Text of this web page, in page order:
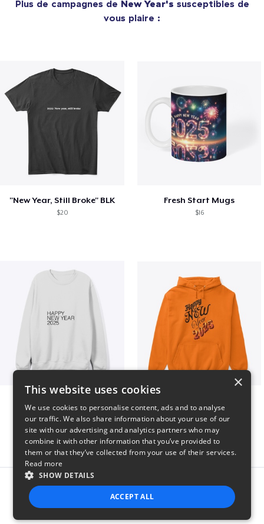
Plus de campagnes de New Year's susceptibles de
vous plaire :
"New Year, Still Broke" BLK
$20
Fresh Start Mugs
$16
Report this product
×
This website uses cookies
We use cookies to personalise content, ads and to analyse
our traffic. We also share information about your use of our
site with our advertising and analytics partners who may
combine it with other information that you’ve provided to
them or that they’ve collected from your use of their services.
Read more
SHOW DETAILS
ACCEPT ALL